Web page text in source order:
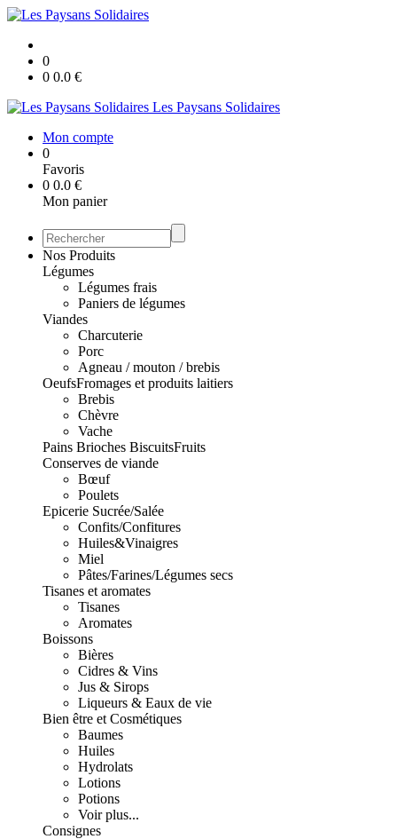
0
0 0.0 €
Les Paysans Solidaires
Mon compte
0
Favoris
0 0.0 €
Mon panier
Nos Produits
Légumes
Légumes frais
Paniers de légumes
Viandes
Charcuterie
Porc
Agneau / mouton / brebis
OeufsFromages et produits laitiers
Brebis
Chèvre
Vache
Pains Brioches BiscuitsFruits
Conserves de viande
Bœuf
Poulets
Epicerie Sucrée/Salée
Confits/Confitures
Huiles&Vinaigres
Miel
Pâtes/Farines/Légumes secs
Tisanes et aromates
Tisanes
Aromates
Boissons
Bières
Cidres & Vins
Jus & Sirops
Liqueurs & Eaux de vie
Bien être et Cosmétiques
Baumes
Huiles
Hydrolats
Lotions
Potions
Voir plus...
Consignes